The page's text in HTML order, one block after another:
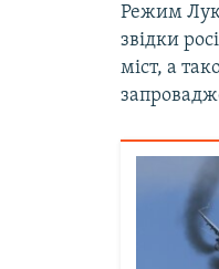
Режим
звідки
міст, а